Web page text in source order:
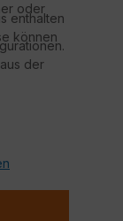
oder
der
enthalten
können